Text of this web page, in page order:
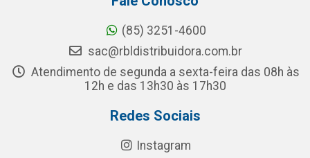
(85) 3251-4600
sac@rbldistribuidora.com.br
Atendimento de segunda a sexta-feira das 08h às
12h e das 13h30 às 17h30
Redes Sociais
Instagram